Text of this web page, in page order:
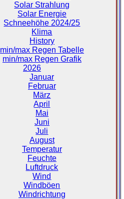
Solar Strahlung
Solar Energie
Schneehöhe 2024/25
Klima
History
min/max Regen Tabelle
min/max Regen Grafik
2026
Januar
Februar
März
April
Mai
Juni
Juli
August
Temperatur
Feuchte
Luftdruck
Wind
Windböen
Windrichtung